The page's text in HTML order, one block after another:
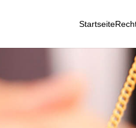
Startseite